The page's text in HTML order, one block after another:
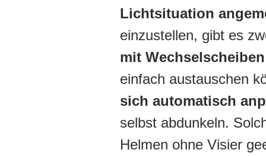
Lichtsituation
einzustellen, gibt es
mit Wechselscheiben
einfach austauschen
sich automatisch
selbst abdunkeln.
Helmen ohne Visier